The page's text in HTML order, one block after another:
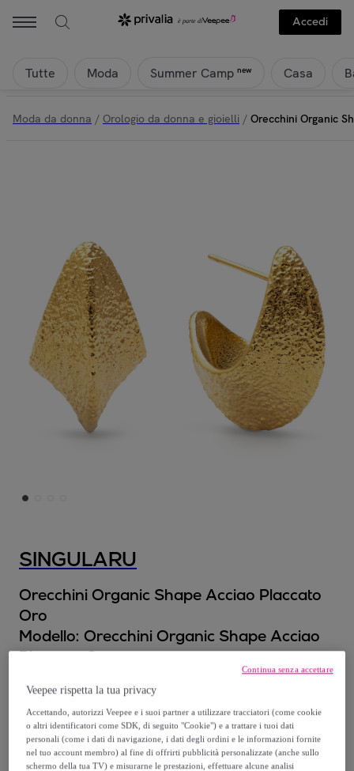
Accedi
Tutte Moda Summer Camp new Casa
Moda da donna / Orologio da donna e gioielli / Orecchini Organic
SINGULARU
Orecchini Organic Shape Acciao Placcato
Oro
Modello: Orecchini Organic Shape Acciao
Placcato Oro
21,99 €
29, €
-26%
Veepee rispetta la tua privacy
Accettando, autorizzi Veepee e i suoi partner a utilizzare tracciatori (come cookie
o altri identificatori come SDK, di seguito "Cookie") e a trattare i tuoi dati
personali (come i dati di navigazione, i dati degli ordini e le informazioni fornite
nel tuo account membro) al fine di offrirti pubblicità personalizzate (anche sullo
schermo della tua TV) e misurarne le prestazioni, effettuare alcune analisi
Continua senza accettare